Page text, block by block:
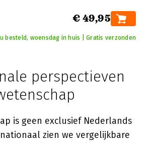
€ 49,95
besteld, woensdag in huis | Gratis verzonden
perspectieven
is geen exclusief Nederlands
zien we vergelijkbare